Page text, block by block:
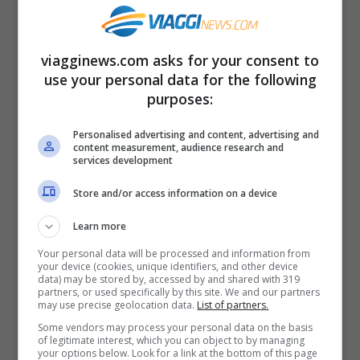
de Saint Exupèry) oppure vedere le stelle
in un planetario.
Ma se ancora aveste voglia di guardare la
Principe, che fu anche un aviatore
salire fino al bar sospeso a 35 metri da
terra immergendovi nell’atmosfera
dell’asteroide 327, abitato dal
personaggio dell’ubriacone che beveva
per dimenticare di essere un alcolizzato.
viagginews.com asks for your consent to
use your personal data for the following
purposes:
Personalised advertising and content, advertising and
content measurement, audience research and
services development
Store and/or access information on a device
Learn more
Your personal data will be processed and information from
your device (cookies, unique identifiers, and other device
data) may be stored by, accessed by and shared with 319
partners, or used specifically by this site. We and our partners
may use precise geolocation data. List of partners.
Some vendors may process your personal data on the basis
of legitimate interest, which you can object to by managing
your options below. Look for a link at the bottom of this page